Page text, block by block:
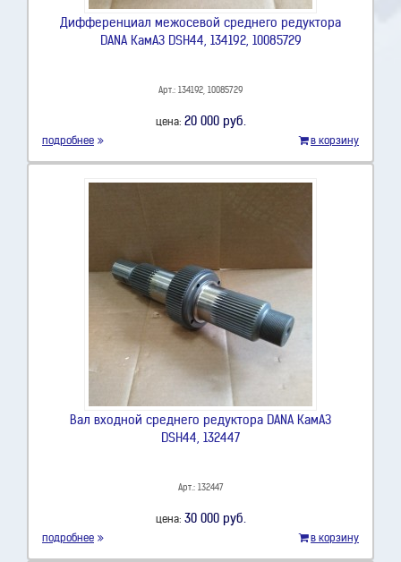
Дифференциал межосевой среднего редуктора
DANA КамАЗ DSH44, 134192, 10085729
Арт.: 134192, 10085729
цена: 20 000 руб.
подробнее в корзину
Вал входной среднего редуктора DANA КамАЗ
DSH44, 132447
Арт.: 132447
цена: 30 000 руб.
подробнее в корзину